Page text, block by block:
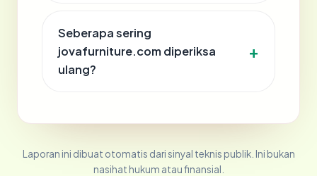
Seberapa sering
jovafurniture.com diperiksa
ulang?
Laporan ini dibuat otomatis dari sinyal teknis publik. Ini bukan
nasihat hukum atau finansial.